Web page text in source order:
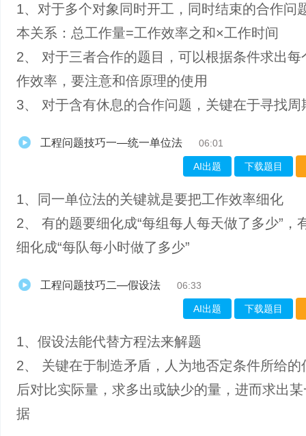
1、对于多个对象同时开工，同时结束的合作问
本关系：总工作量=工作效率之和×工作时间
2、 对于三者合作的题目，可以根据条件求出每
作效率，要注意和倍原理的使用
3、 对于含有休息的合作问题，关键在于寻找周
工程问题技巧一—统一单位法 06:01
AI出题 下载题目
1、同一单位法的关键就是要把工作效率细化
2、 有的题要细化成“每组每人每天做了多少”，
细化成“每队每小时做了多少”
工程问题技巧二—假设法 06:33
AI出题 下载题目
1、假设法能代替方程法来解题
2、 关键在于制造矛盾，人为地否定条件所给的
后对比实际量，求多出或缺少的量，进而求出
据